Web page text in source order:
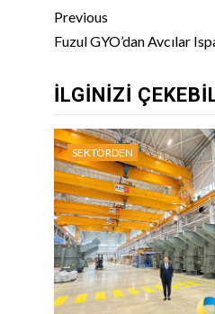
Continue
Reading
Previous
Fuzul GYO’dan Avcılar
İLGINIZI
SEKTÖRDEN